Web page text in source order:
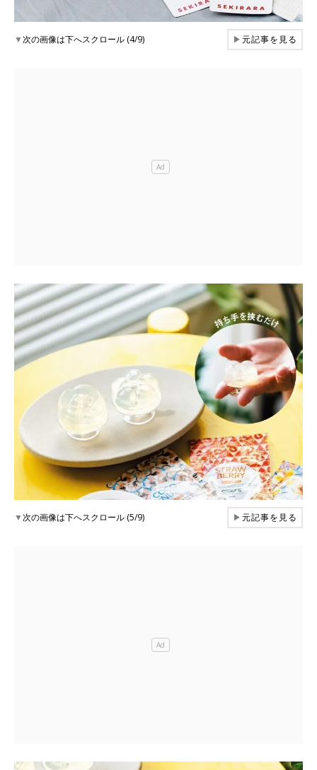
▼次の画像は下へスクロール (4/9) ▶元記事を見る
▼次の画像は下へスクロール (5/9) ▶元記事を見る